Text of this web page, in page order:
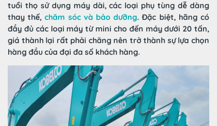
tuổi thọ sử dụng máy dài, các loại phụ tùng dễ dàng
thay thế, chăm sóc và bảo dưỡng. Đặc biệt, hãng có
đầy đủ các loại máy từ mini cho đến máy dưới 20 tấn,
giá thành lại rất phải chăng nên trở thành sự lựa chọn
hàng đầu của đại đa số khách hàng.